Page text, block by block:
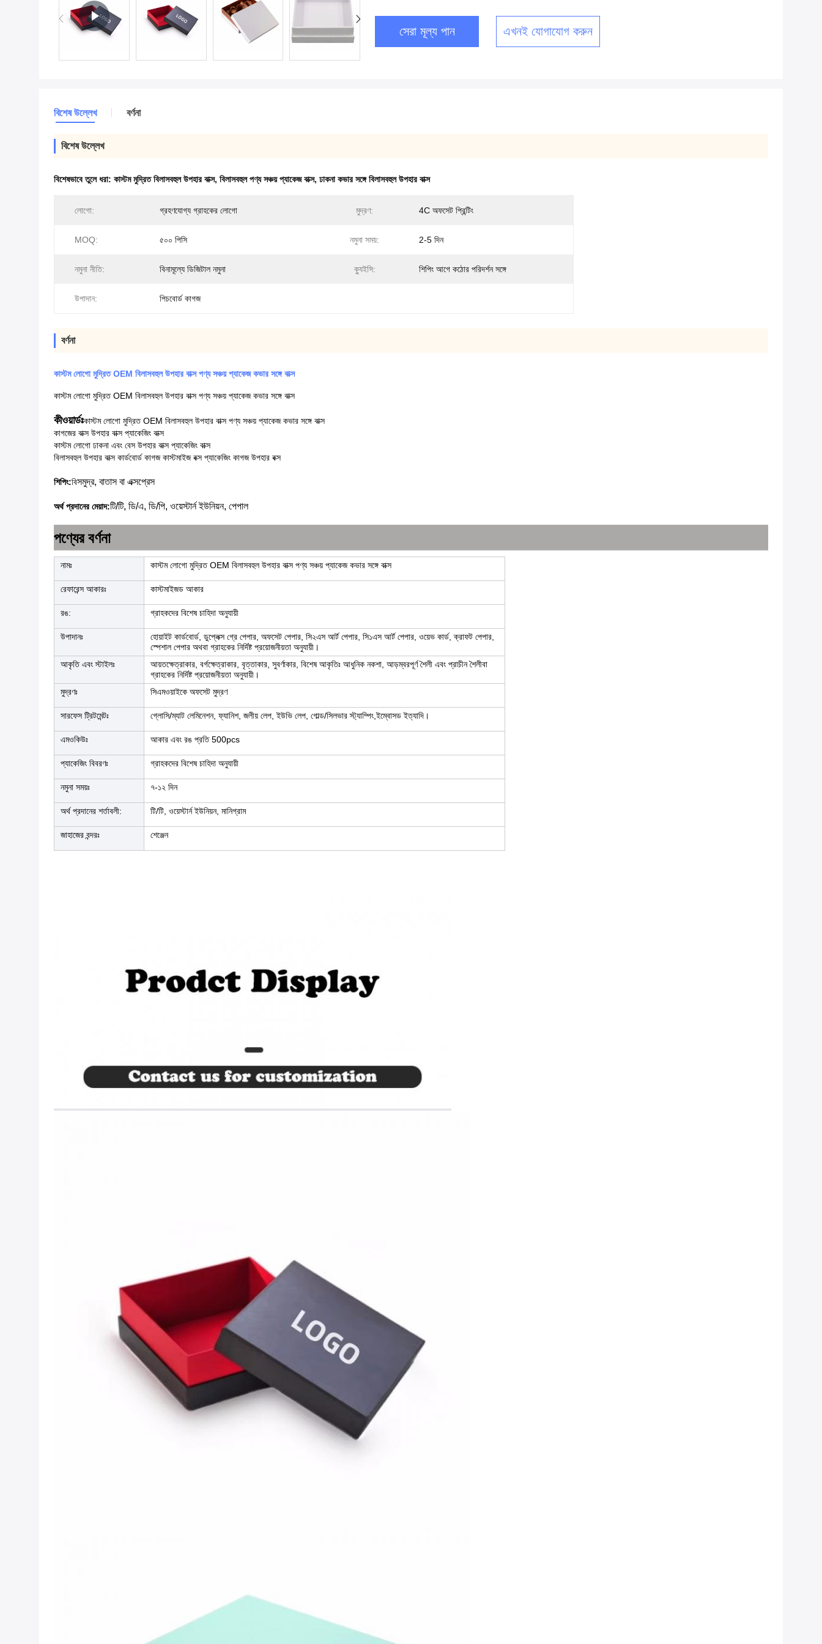
সেরা মূল্য পান এখনই যোগাযোগ করুন
বিশেষ উল্লেখ বর্ণনা
বিশেষ উল্লেখ
বিশেষভাবে তুলে ধরা: কাস্টম মুদ্রিত বিলাসবহুল উপহার বাক্স, বিলাসবহুল পণ্য সঞ্চয় প্যাকেজ বাক্স, ঢাকনা কভার সঙ্গে বিলাসবহুল উপহার বাক্স
লোগো: গ্রহণযোগ্য গ্রাহকের লোগো মুদ্রণ: 4C অফসেট প্রিন্টিং
MOQ: ৫০০ পিসি নমুনা সময়: 2-5 দিন
নমুনা নীতি: বিনামূল্যে ডিজিটাল নমুনা ক্যুইসি: শিপিং আগে কঠোর পরিদর্শন সঙ্গে
উপাদান: পিচবোর্ড কাগজ
বর্ণনা
কাস্টম লোগো মুদ্রিত OEM বিলাসবহুল উপহার বাক্স পণ্য সঞ্চয় প্যাকেজ কভার সঙ্গে বাক্স
কাস্টম লোগো মুদ্রিত OEM বিলাসবহুল উপহার বাক্স পণ্য সঞ্চয় প্যাকেজ কভার সঙ্গে বাক্স
কীওয়ার্ডঃকাস্টম লোগো মুদ্রিত OEM বিলাসবহুল উপহার বাক্স পণ্য সঞ্চয় প্যাকেজ কভার সঙ্গে বাক্স
কাগজের বাক্স উপহার বাক্স প্যাকেজিং বাক্স
কাস্টম লোগো ঢাকনা এবং বেস উপহার বাক্স প্যাকেজিং বাক্স
বিলাসবহুল উপহার বাক্স কার্ডবোর্ড কাগজ কাস্টমাইজ বক্স প্যাকেজিং কাগজ উপহার বক্স
শিপিং:বিসমুদ্র, বাতাস বা এক্সপ্রেস
অর্থ প্রদানের মেয়াদ:টি/টি, ডি/এ, ডি/পি, ওয়েস্টার্ন ইউনিয়ন, পেপাল
পণ্যের বর্ণনা
নামঃ কাস্টম লোগো মুদ্রিত OEM বিলাসবহুল উপহার বাক্স পণ্য সঞ্চয় প্যাকেজ কভার সঙ্গে বাক্স
রেফারেন্স আকারঃ কাস্টমাইজড আকার
রঙ: গ্রাহকদের বিশেষ চাহিদা অনুযায়ী
উপাদানঃ
হোয়াইট কার্ডবোর্ড, ডুপ্লেক্স গ্রে পেপার, অফসেট পেপার, সি২এস আর্ট পেপার, সি১এস আর্ট পেপার, ওয়েভ কার্ড, ক্রাফট পেপার,
স্পেশাল পেপার অথবা গ্রাহকের নির্দিষ্ট প্রয়োজনীয়তা অনুযায়ী।
আকৃতি এবং স্টাইলঃ
আয়তক্ষেত্রাকার, বর্গক্ষেত্রাকার, বৃত্তাকার, সুবর্ণাকার, বিশেষ আকৃতিঃ আধুনিক নকশা, আড়ম্বরপূর্ণ শৈলী এবং প্রাচীন শৈলীবা
গ্রাহকের নির্দিষ্ট প্রয়োজনীয়তা অনুযায়ী।
মুদ্রণঃ
সিএমওয়াইকে অফসেট মুদ্রণ
সারফেস ট্রিটমেন্টঃ গ্লোসি/ম্যাট লেমিনেশন, ফ্যানিশ, জলীয় লেপ, ইউভি লেপ, গোল্ড/সিলভার স্ট্যাম্পিং,ইম্বোসড ইত্যাদি।
এমওকিউঃ আকার এবং রঙ প্রতি 500pcs
প্যাকেজিং বিবরণঃ গ্রাহকদের বিশেষ চাহিদা অনুযায়ী
নমুনা সময়ঃ ৭-১২ দিন
অর্থ প্রদানের শর্তাবলী: টি/টি, ওয়েস্টার্ন ইউনিয়ন, মানিগ্রাম
জাহাজের বন্দরঃ শেঞ্জেন